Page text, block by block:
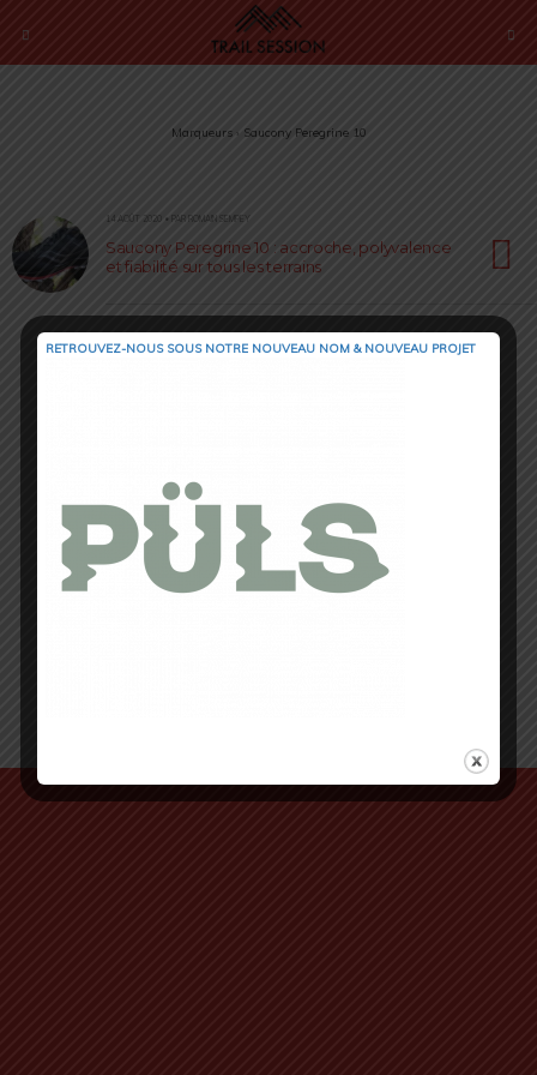
Marqueurs › Saucony Peregrine 10
14 AOÛT 2020 • PAR ROMAIN SEMPEY
Saucony Peregrine 10 : accroche, polyvalence
et fiabilité sur tous les terrains
RETROUVEZ-NOUS SOUS NOTRE NOUVEAU NOM & NOUVEAU PROJET